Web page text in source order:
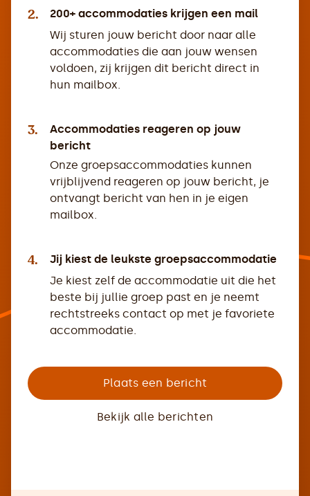
2.
200+ accommodaties krijgen een mail
Wij sturen jouw bericht door naar alle
accommodaties die aan jouw wensen
voldoen, zij krijgen dit bericht direct in
hun mailbox.
3.
Accommodaties reageren op jouw
bericht
Onze groepsaccommodaties kunnen
vrijblijvend reageren op jouw bericht, je
ontvangt bericht van hen in je eigen
mailbox.
4.
Jij kiest de leukste groepsaccommodatie
Je kiest zelf de accommodatie uit die het
beste bij jullie groep past en je neemt
rechtstreeks contact op met je favoriete
accommodatie.
Plaats een bericht
Bekijk alle berichten